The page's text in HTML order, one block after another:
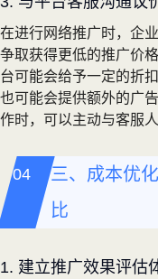
在进行网络推广时，企
争取获得更低的推广价
台可能会给予一定的折
也可能会提供额外的广
作时，可以主动与客服
三、成本优
比
1. 建立推广效果评估